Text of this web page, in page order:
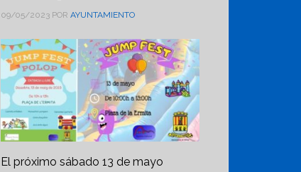
09/05/2023 PORAYUNTAMIENTO
El próximo sábado 13 de mayo